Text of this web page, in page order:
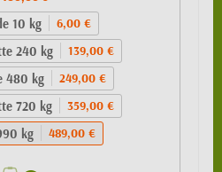
10 kg 6,00 €
240 kg 139,00 €
480 kg 249,00 €
720 kg 359,00 €
kg 489,00 €